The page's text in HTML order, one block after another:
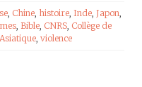
de
, Chine, histoire, Inde, Japon,
, Bible, CNRS, Collège de
, violence